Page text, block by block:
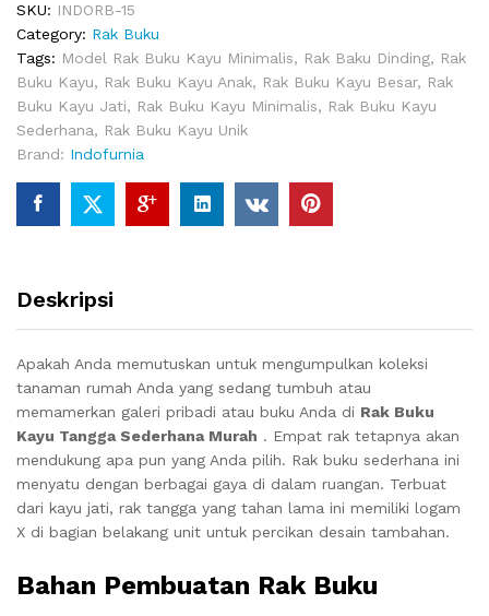
SKU: INDORB-15
Category: Rak Buku
Tags: Model Rak Buku Kayu Minimalis, Rak Baku Dinding, Rak
Buku Kayu, Rak Buku Kayu Anak, Rak Buku Kayu Besar, Rak
Buku Kayu Jati, Rak Buku Kayu Minimalis, Rak Buku Kayu
Sederhana, Rak Buku Kayu Unik
Brand: Indofurnia
Deskripsi
Apakah Anda memutuskan untuk mengumpulkan koleksi
tanaman rumah Anda yang sedang tumbuh atau
memamerkan galeri pribadi atau buku Anda di Rak Buku
Kayu Tangga Sederhana Murah . Empat rak tetapnya akan
mendukung apa pun yang Anda pilih. Rak buku sederhana ini
menyatu dengan berbagai gaya di dalam ruangan. Terbuat
dari kayu jati, rak tangga yang tahan lama ini memiliki logam
X di bagian belakang unit untuk percikan desain tambahan.
Bahan Pembuatan Rak Buku